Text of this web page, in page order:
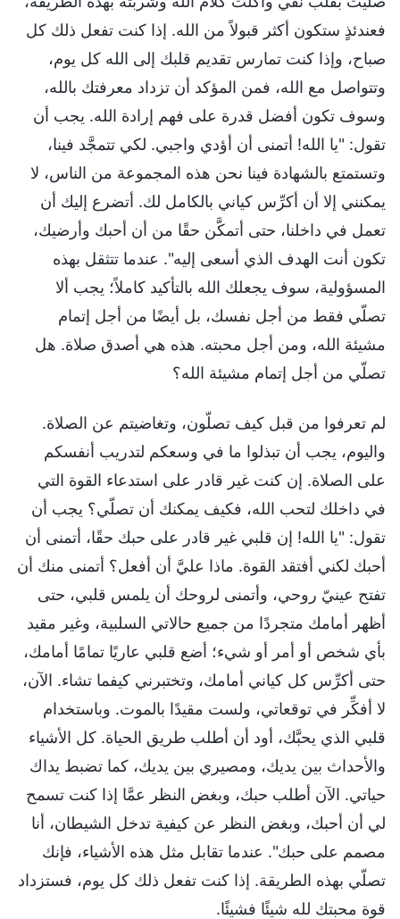
فعندئذٍ ستكون أكثر قبولاً من الله. إذا كنت تفعل ذلك كل
صباح، وإذا كنت تمارس تقديم قلبك إلى الله كل يوم،
وتتواصل مع الله، فمن المؤكد أن تزداد معرفتك بالله،
وسوف تكون أفضل قدرة على فهم إرادة الله. يجب أن
تقول: "يا الله! أتمنى أن أؤدي واجبي. لكي تتمجَّد فينا،
وتستمتع بالشهادة فينا نحن هذه المجموعة من الناس، لا
يمكنني إلا أن أكرِّس كياني بالكامل لك. أتضرع إليك أن
تعمل في داخلنا، حتى أتمكَّن حقًا من أن أحبك وأرضيك،
تكون أنت الهدف الذي أسعى إليه". عندما تتثقل بهذه
المسؤولية، سوف يجعلك الله بالتأكيد كاملاً؛ يجب ألا
تصلّي فقط من أجل نفسك، بل أيضًا من أجل إتمام
مشيئة الله، ومن أجل محبته. هذه هي أصدق صلاة. هل
تصلّي من أجل إتمام مشيئة الله؟
لم تعرفوا من قبل كيف تصلّون، وتغاضيتم عن الصلاة.
واليوم، يجب أن تبذلوا ما في وسعكم لتدريب أنفسكم
على الصلاة. إن كنت غير قادر على استدعاء القوة التي
في داخلك لتحب الله، فكيف يمكنك أن تصلّي؟ يجب أن
تقول: "يا الله! إن قلبي غير قادر على حبك حقًا، أتمنى أن
أحبك لكني أفتقد القوة. ماذا عليَّ أن أفعل؟ أتمنى منك أن
تفتح عينيّ روحي، وأتمنى لروحك أن يلمس قلبي، حتى
أظهر أمامك متجردًا من جميع حالاتي السلبية، وغير مقيد
بأي شخص أو أمر أو شيء؛ أضع قلبي عاريًا تمامًا أمامك،
حتى أكرِّس كل كياني أمامك، وتختبرني كيفما تشاء. الآن،
لا أفكِّر في توقعاتي، ولست مقيدًا بالموت. وباستخدام
قلبي الذي يحبَّك، أود أن أطلب طريق الحياة. كل الأشياء
والأحداث بين يديك، ومصيري بين يديك، كما تضبط يداك
حياتي. الآن أطلب حبك، وبغض النظر عمَّا إذا كنت تسمح
لي أن أحبك، وبغض النظر عن كيفية تدخل الشيطان، أنا
مصمم على حبك". عندما تقابل مثل هذه الأشياء، فإنك
تصلّي بهذه الطريقة. إذا كنت تفعل ذلك كل يوم، فستزداد
قوة محبتك لله شيئًا فشيئًا.